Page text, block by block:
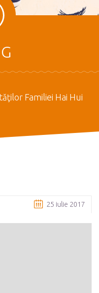
Familiei Hai Hui
25 iulie 2017